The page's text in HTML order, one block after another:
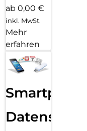
ab 0,00 €
inkl. MwSt.
Mehr
erfahren
Smartphone